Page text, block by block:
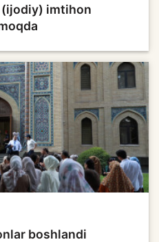
(ijodiy) imtihon
boshlandi